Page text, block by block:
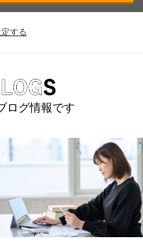
する
ログ情報です